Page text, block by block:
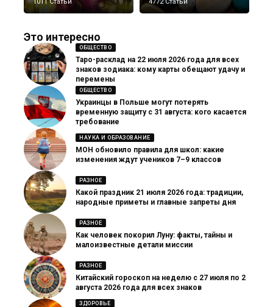
Это интересно
ОБЩЕСТВО
Таро-расклад на 22 июля 2026 года для всех
знаков зодиака: кому карты обещают удачу и
перемены
ОБЩЕСТВО
Украинцы в Польше могут потерять
временную защиту с 31 августа: кого касается
требование
НАУКА И ОБРАЗОВАНИЕ
МОН обновило правила для школ: какие
изменения ждут учеников 7–9 классов
РАЗНОЕ
Какой праздник 21 июля 2026 года: традиции,
народные приметы и главные запреты дня
РАЗНОЕ
Как человек покорил Луну: факты, тайны и
малоизвестные детали миссии
РАЗНОЕ
Китайский гороскоп на неделю с 27 июля по 2
августа 2026 года для всех знаков
ЗДОРОВЬЕ